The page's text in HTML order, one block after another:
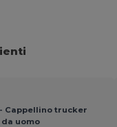
Cappellino trucker
uomo